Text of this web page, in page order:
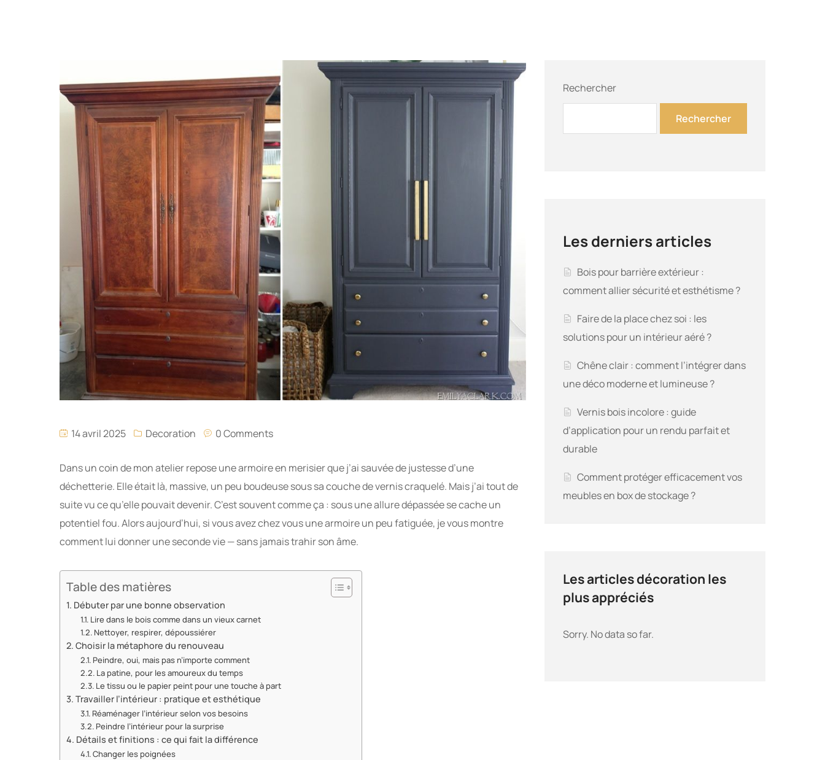
14 avril 2025 Decoration 0 Comments
Dans un coin de mon atelier repose une armoire en merisier que j’ai sauvée de justesse d’une
déchetterie. Elle était là, massive, un peu boudeuse sous sa couche de vernis craquelé. Mais j’ai tout de
suite vu ce qu’elle pouvait devenir. C’est souvent comme ça : sous une allure dépassée se cache un
potentiel fou. Alors aujourd’hui, si vous avez chez vous une armoire un peu fatiguée, je vous montre
comment lui donner une seconde vie — sans jamais trahir son âme.
Table des matières
Débuter par une bonne observation
Lire dans le bois comme dans un vieux carnet
Nettoyer, respirer, dépoussiérer
Choisir la métaphore du renouveau
Peindre, oui, mais pas n’importe comment
La patine, pour les amoureux du temps
Le tissu ou le papier peint pour une touche à part
Travailler l’intérieur : pratique et esthétique
Réaménager l’intérieur selon vos besoins
Peindre l’intérieur pour la surprise
Détails et finitions : ce qui fait la différence
Changer les poignées
Rechercher
Rechercher
Les derniers articles
Bois pour barrière extérieur :
comment allier sécurité et esthétisme ?
Faire de la place chez soi : les
solutions pour un intérieur aéré ?
Chêne clair : comment l’intégrer dans
une déco moderne et lumineuse ?
Vernis bois incolore : guide
d’application pour un rendu parfait et
durable
Comment protéger efficacement vos
meubles en box de stockage ?
Les articles décoration les
plus appréciés
Sorry. No data so far.